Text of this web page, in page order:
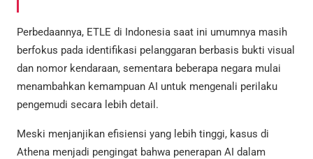
Perbedaannya, ETLE di Indonesia saat ini umumnya masih
berfokus pada identifikasi pelanggaran berbasis bukti visual
dan nomor kendaraan, sementara beberapa negara mulai
menambahkan kemampuan AI untuk mengenali perilaku
pengemudi secara lebih detail.
Meski menjanjikan efisiensi yang lebih tinggi, kasus di
Athena menjadi pengingat bahwa penerapan AI dalam